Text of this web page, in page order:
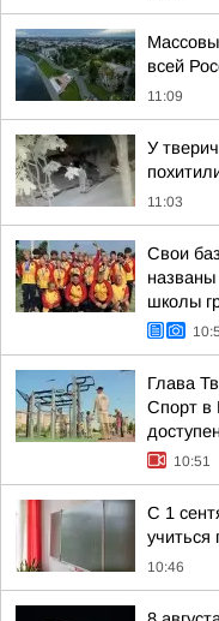
всей
11:09
У
11:03
Свои
школы
Глава
Спорт в
10:51
С 1
учиться
10:46